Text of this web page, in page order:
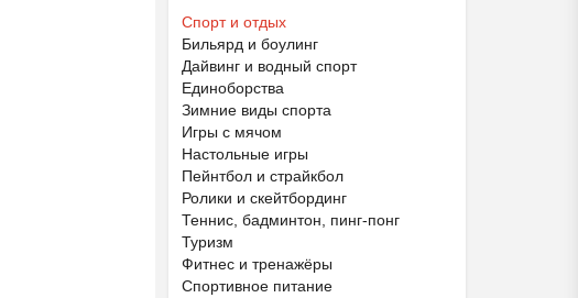
Спорт и отдых
Бильярд и боулинг
Дайвинг и водный спорт
Единоборства
Зимние виды спорта
Игры с мячом
Настольные игры
Пейнтбол и страйкбол
Ролики и скейтбординг
Теннис, бадминтон, пинг-понг
Туризм
Фитнес и тренажёры
Спортивное питание